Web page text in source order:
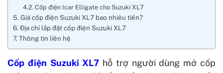
Cốp điện Icar Elligate cho Suzuki XL7
Giá cốp điện Suzuki XL7 bao nhiêu tiền?
Địa chỉ lắp đặt cốp điện Suzuki XL7
Thông tin liên hệ
Cốp điện Suzuki XL7 hỗ trợ người dùng mở cốp